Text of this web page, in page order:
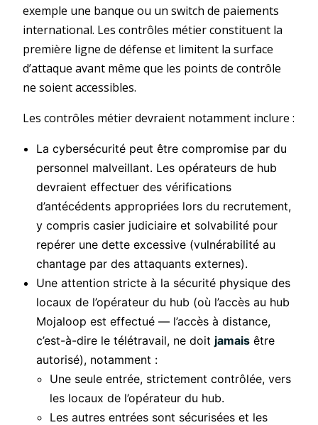
exemple une banque ou un switch de paiements
international. Les contrôles métier constituent la
première ligne de défense et limitent la surface
d’attaque avant même que les points de contrôle
ne soient accessibles.
Les contrôles métier devraient notamment inclure :
La cybersécurité peut être compromise par du
personnel malveillant. Les opérateurs de hub
devraient effectuer des vérifications
d’antécédents appropriées lors du recrutement,
y compris casier judiciaire et solvabilité pour
repérer une dette excessive (vulnérabilité au
chantage par des attaquants externes).
Une attention stricte à la sécurité physique des
locaux de l’opérateur du hub (où l’accès au hub
Mojaloop est effectué — l’accès à distance,
c’est-à-dire le télétravail, ne doit jamais être
autorisé), notamment :
Une seule entrée, strictement contrôlée, vers
les locaux de l’opérateur du hub.
Les autres entrées sont sécurisées et les